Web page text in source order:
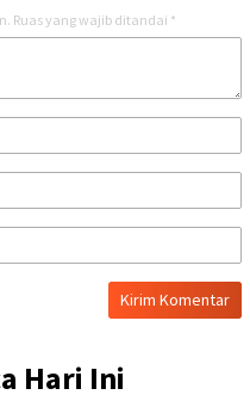
Ruas yang wajib ditandai *
Hari Ini